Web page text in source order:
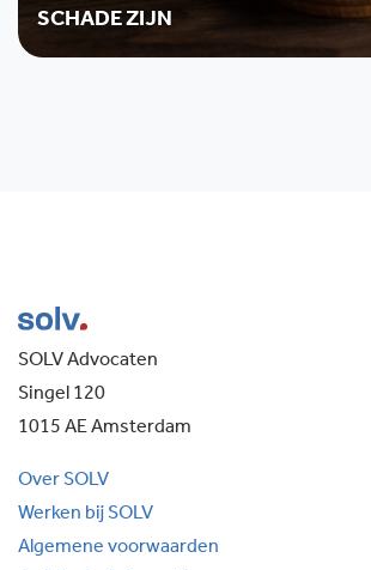
SCHADE ZIJN
SOLV Advocaten
Singel 120
1015 AE Amsterdam
Over SOLV
Werken bij SOLV
Algemene voorwaarden